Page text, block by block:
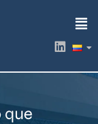
L
i
k
i
que